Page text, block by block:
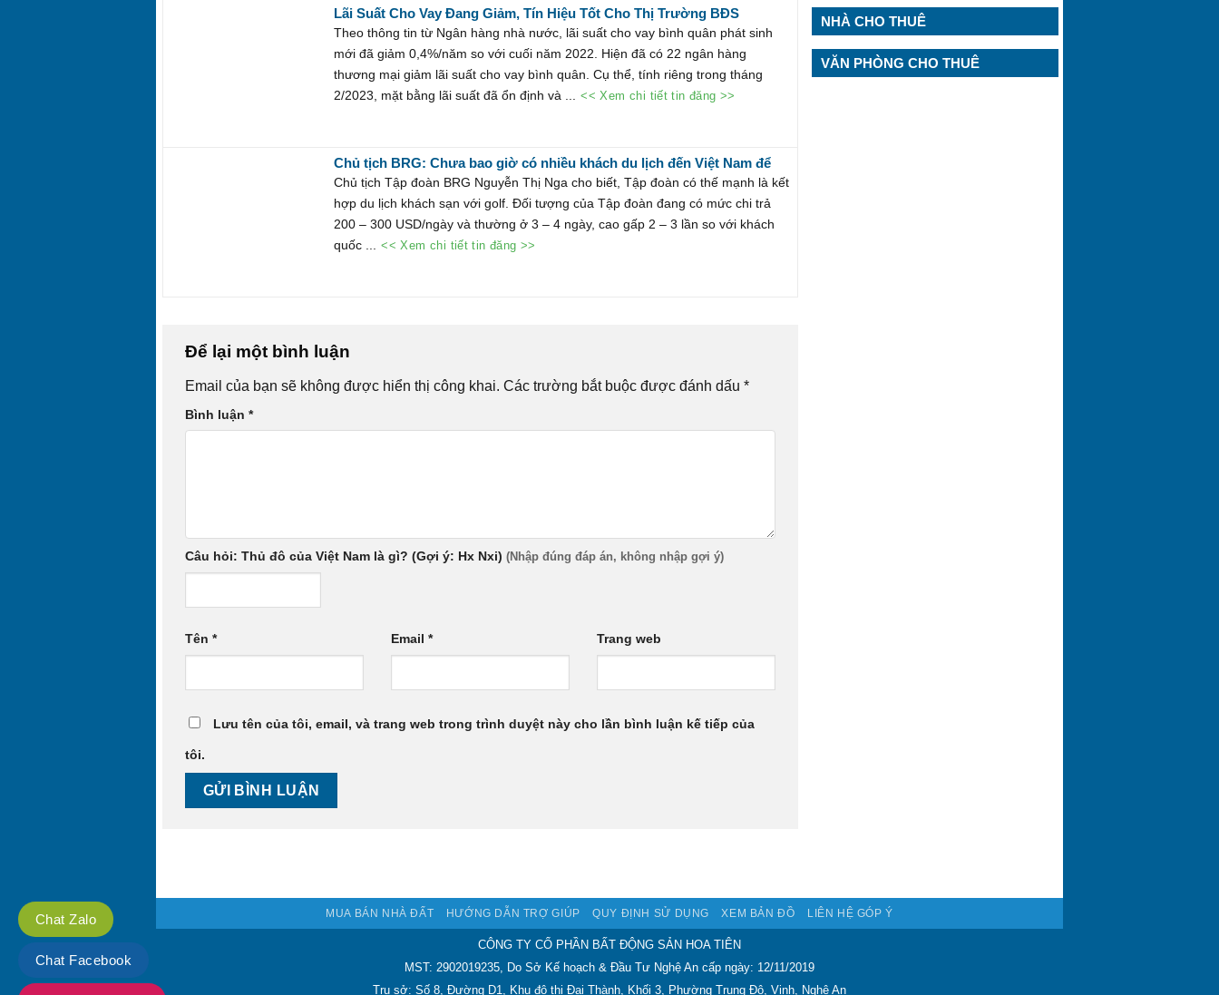
Lãi Suất Cho Vay Đang Giảm, Tín Hiệu Tốt Cho Thị Trường BĐS
Theo thông tin từ Ngân hàng nhà nước, lãi suất cho vay bình quân phát sinh
mới đã giảm 0,4%/năm so với cuối năm 2022. Hiện đã có 22 ngân hàng
thương mại giảm lãi suất cho vay bình quân. Cụ thể, tính riêng trong tháng
2/2023, mặt bằng lãi suất đã ổn định và ... << Xem chi tiết tin đăng >>
Chủ tịch BRG: Chưa bao giờ có nhiều khách du lịch đến Việt Nam để
chơi golf như hiện nay
Chủ tịch Tập đoàn BRG Nguyễn Thị Nga cho biết, Tập đoàn có thế mạnh là kết
hợp du lịch khách sạn với golf. Đối tượng của Tập đoàn đang có mức chi trả
200 – 300 USD/ngày và thường ở 3 – 4 ngày, cao gấp 2 – 3 lần so với khách
quốc ... << Xem chi tiết tin đăng >>
Để lại một bình luận
Email của bạn sẽ không được hiển thị công khai. Các trường bắt buộc được đánh dấu *
Bình luận *
Câu hỏi: Thủ đô của Việt Nam là gì? (Gợi ý: Hx Nxi)
Tên * Email * Trang web
Lưu tên của tôi, email, và trang web trong trình duyệt này cho lần bình luận kế tiếp của
tôi.
NHÀ CHO THUÊ
VĂN PHÒNG CHO THUÊ
MUA BÁN NHÀ ĐẤT HƯỚNG DẪN TRỢ GIÚP QUY ĐỊNH SỬ DỤNG XEM BẢN ĐỒ LIÊN HỆ GÓP Ý
CÔNG TY CỔ PHẦN BẤT ĐỘNG SẢN HOA TIÊN
MST: 2902019235, Do Sở Kế hoạch & Đầu Tư Nghệ An cấp ngày: 12/11/2019
Trụ sở: Số 8, Đường D1, Khu đô thị Đại Thành, Khối 3, Phường Trung Đô, Vinh, Nghệ An
Chat Zalo
Chat Facebook